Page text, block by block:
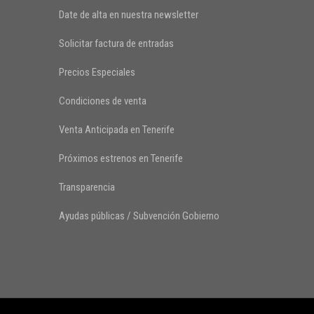
Date de alta en nuestra newsletter
Solicitar factura de entradas
Precios Especiales
Condiciones de venta
Venta Anticipada en Tenerife
Próximos estrenos en Tenerife
Transparencia
Ayudas públicas / Subvención Gobierno